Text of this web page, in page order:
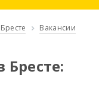
Вакансии